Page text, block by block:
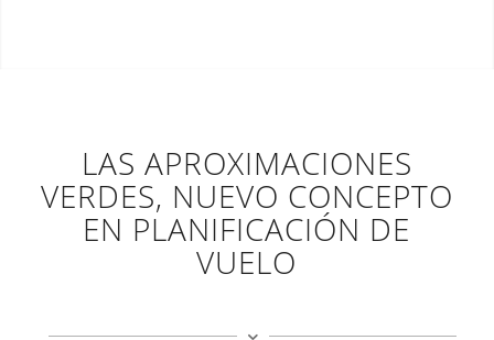
LAS APROXIMACIONES
VERDES, NUEVO CONCEPTO
EN PLANIFICACIÓN DE
VUELO